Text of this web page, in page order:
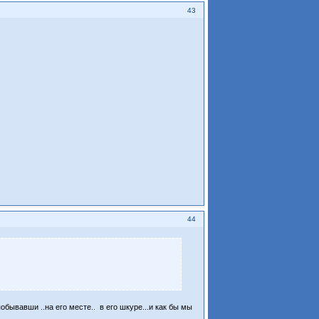
43
44
..на его месте.. в его шкуре...и как бы мы